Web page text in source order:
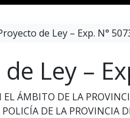
de Ley – Exp. N°
Ley –
EL ÁMBITO DE LA
DE LA PROVINCIA